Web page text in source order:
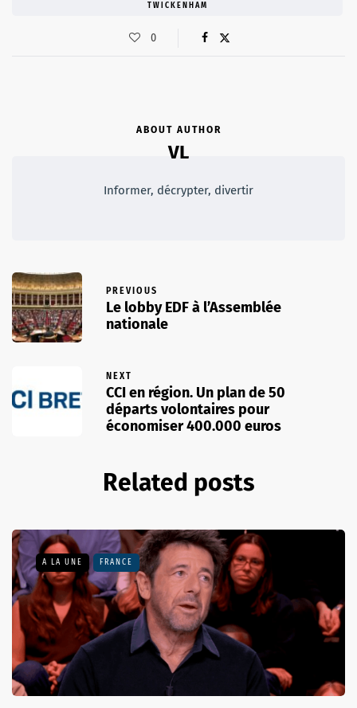
TWICKENHAM
0
ABOUT AUTHOR
VL
Informer, décrypter, divertir
PREVIOUS
Le lobby EDF à l’Assemblée
nationale
NEXT
CCI en région. Un plan de 50
départs volontaires pour
économiser 400.000 euros
Related posts
A LA UNE FRANCE